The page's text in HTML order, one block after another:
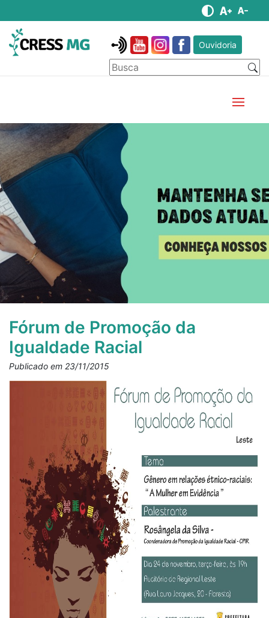
Ouvidoria
Fórum de Promoção da
Igualdade Racial
Publicado em 23/11/2015